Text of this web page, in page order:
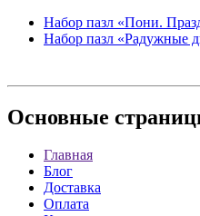
Набор пазл «Пони.
Набор пазл «Радужные
Основные
Главная
Блог
Доставка
Оплата